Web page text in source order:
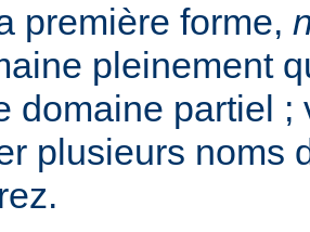
première forme,
pleinement
domaine partiel ;
plusieurs noms